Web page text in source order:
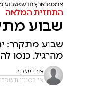
אמס בארץ חדש שבוע
התחזית המלאה
שבוע
שבוע מתקרר:
מהרגיל. כנסו
אבי יעקב
א' בסיוון תשפ"ו, 17/05/26